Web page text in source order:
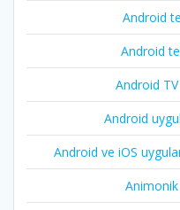
Android
Android
Android
Android
Android ve iOS